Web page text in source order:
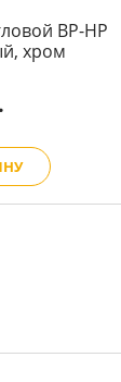
BP-HP
хром